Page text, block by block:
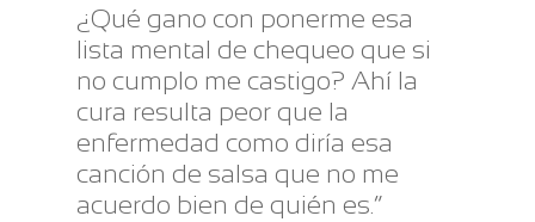
¿Qué gano con ponerme esa
lista mental de chequeo que si
no cumplo me castigo? Ahí la
cura resulta peor que la
enfermedad como diría esa
canción de salsa que no me
acuerdo bien de quién es.”